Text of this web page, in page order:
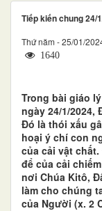
Tiếp kiến chung 24/
Thứ năm - 25/01/
1640
Trong bài giáo
ngày 24/1/2024,
Đó là thói xấu
hoại ý chí con
của cải vật
để của cải
nơi Chúa Kitô,
làm cho chúng
của Người (x. 2